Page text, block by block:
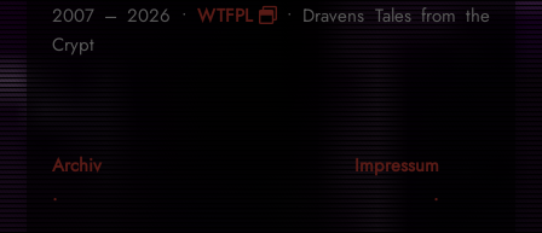
2007 – 2026 •WTFPL
• Dravens Tales from the
Crypt
Archiv
Impressum
.
.